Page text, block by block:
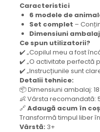
Caracteristici
6 modele de
Set complet –
Dimensiuni ambalaj
Ce spun utilizatorii?
✔️ „Copilul meu a fost
✔️ „O activitate perfectă
✔️ „Instrucțiunile sunt
Detalii tehnice:
📦 Dimensiuni ambalaj:
👶 Vârsta recomandată:
🔗Adaugă acum în
Transformă timpul liber
Vârstă: 3+